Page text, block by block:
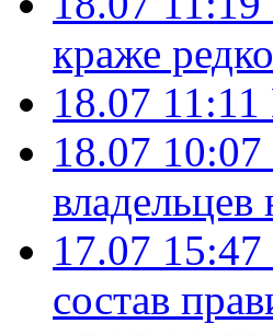
краже
18.07 11:11
18.07 10:07
17.07 15:47
состав